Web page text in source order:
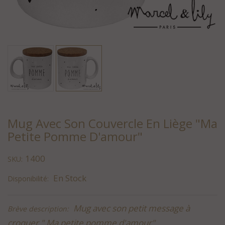
Mug Avec Son Couvercle En Liège "Ma
Petite Pomme D'amour"
SKU: 1400
Disponibilité: En Stock
Brève description: Mug avec son petit message à